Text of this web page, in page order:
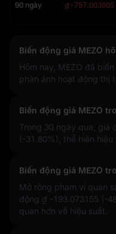
90 ngày ₫ -757.003605
Biến động giá MEZO
Hôm nay, MEZO đã
phản ánh hoạt động thị
Biến động giá MEZO
Trong 30 ngày qua, giá
(-31.80%) , thể hiện
Biến động giá MEZO
Mở rộng phạm vi quan
động ₫ -193.073155 (-
quan hơn về hiệu suất.